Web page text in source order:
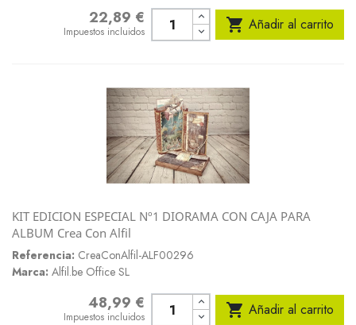
Precio22,89 €
Impuestos incluidos  Añadir al carrito
KIT EDICION ESPECIAL Nº1 DIORAMA CON CAJA PARA
ALBUM Crea Con Alfil
Referencia: CreaConAlfil-ALF00296
Marca: Alfil.be Office SL
Precio48,99 €
Impuestos incluidos  Añadir al carrito